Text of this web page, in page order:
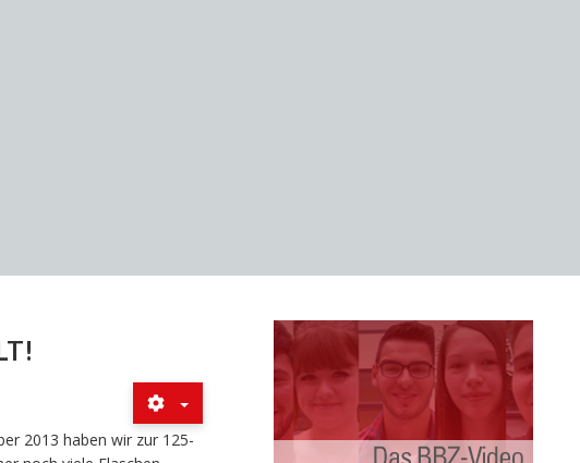
2013 haben wir zur 125-